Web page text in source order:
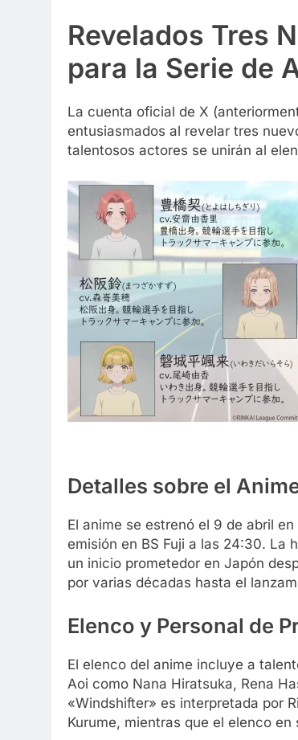
Revelados Tres
para la Serie de
La cuenta oficial de X
entusiasmados al revelar tres
talentosos actores se unirán al
Detalles sobre el
El anime se estrenó el 9 de abril
emisión en BS Fuji a las 24:30. La
un inicio prometedor en Japón
por varias décadas hasta el
Elenco y Personal de
El elenco del anime incluye a
Aoi como Nana Hiratsuka, Rena
«Windshifter» es interpretada por
Kurume, mientras que el elenco